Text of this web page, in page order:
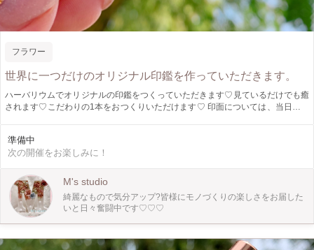
フラワー
世界に一つだけのオリジナル印鑑を作っていただきます。
ハーバリウムでオリジナルの印鑑をつくっていただきます♡見ているだけでも癒
されます♡こだわりの1本をおつくりいただけます♡ 印面については、当日ご予
準備中
次の開催をお楽しみに！
M's studio
綺麗なもので気分アップ?皆様にモノづくりの楽しさをお届した
いと日々奮闘中です♡♡♡